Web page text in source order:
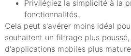
Privilégiez la simplicité à la
fonctionnalités.
Cela peut s'avérer moins idéal
souhaitent un filtrage plus
d'applications mobiles plus